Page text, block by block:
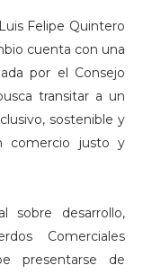
Felipe Quintero
cuenta con una
por el Consejo
transitar a un
sostenible y
comercio justo y
sobre desarrollo,
Comerciales
presentarse de